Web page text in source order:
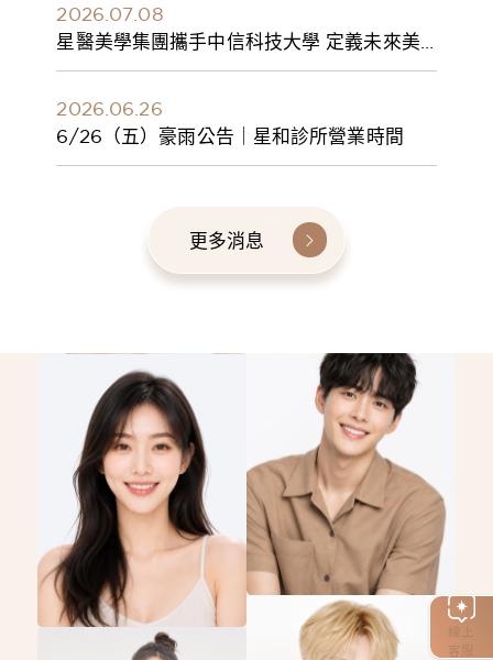
線上
客服
2026.07.08
星醫美學集團攜手中信科技大學 定義未來美
學人才新標準 建構健康美學產學共育模式 串
2026.06.26
6/26（五）豪雨公告｜星和診所營業時間
更多消息